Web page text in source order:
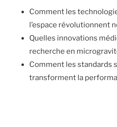
Comment les
l’espace révolutionnent
Quelles innovations
recherche en
Comment les standards
transforment la